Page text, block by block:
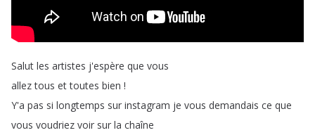
Salut les artistes j'espère que vous
allez tous et toutes bien !
Y'a pas si longtemps sur instagram je vous demandais ce que
vous voudriez voir sur la chaîne